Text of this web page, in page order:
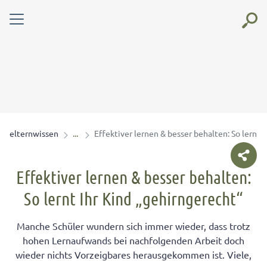
elternwissen Effektiver lernen & besser behalten: So lernt
Effektiver lernen & besser behalten:
So lernt Ihr Kind „gehirngerecht“
Manche Schüler wundern sich immer wieder, dass trotz
hohen Lernaufwands bei nachfolgenden Arbeit doch
wieder nichts Vorzeigbares herausgekommen ist. Viele,